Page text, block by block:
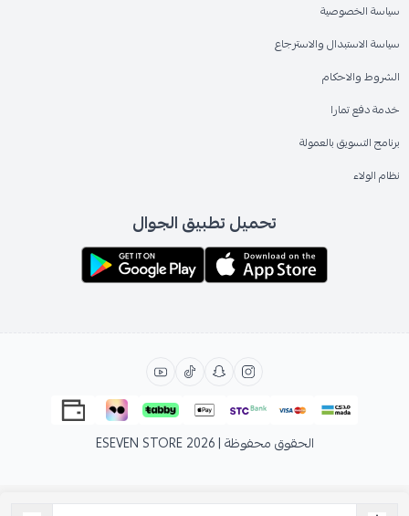
سياسة الخصوصية
سياسة الاستبدال والاسترجاع
الشروط والاحكام
خدمة دفع تمارا
برنامج التسويق بالعمولة
نظام الولاء
تحميل تطبيق الجوال
الحقوق محفوظة | 2026 ESEVEN STORE